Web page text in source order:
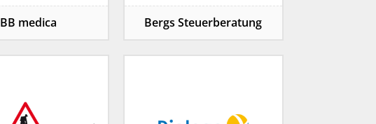
BB medica Bergs Steuerberatung